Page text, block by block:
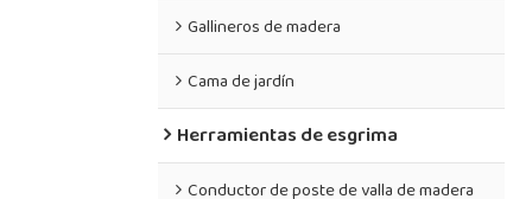
Gallineros de madera
Cama de jardín
Herramientas de esgrima
Conductor de poste de valla de madera